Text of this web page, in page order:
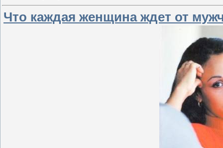
Что каждая женщина ждет от